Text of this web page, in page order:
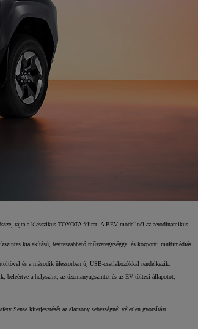
rajta a klasszikus TOYOTA felirat. A BEV modellnél az aerodinamikus
kialakítású, testreszabható műszeregységgel és központi multimédiás
és a második üléssorban új USB-csatlakozókkal rendelkezik.
beleértve a helyszínt, az üzemanyagszintet és az EV töltési állapotot,
Sense kiterjesztését az alacsony sebességnél véletlen gyorsítást